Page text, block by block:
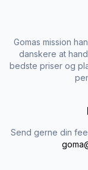
Gomas mission
danskere at
bedste priser og
Send gerne din